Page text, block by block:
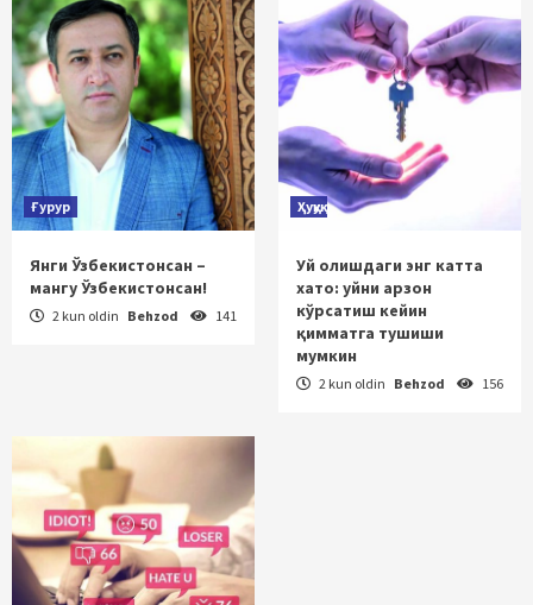
Ғурур
Янги Ўзбекистонсан –
мангу Ўзбекистонсан!
2 kun oldin Behzod 141
Ҳуқуқ
Уй олишдаги энг катта
хато: уйни арзон
кўрсатиш кейин
қимматга тушиши
мумкин
2 kun oldin Behzod 156